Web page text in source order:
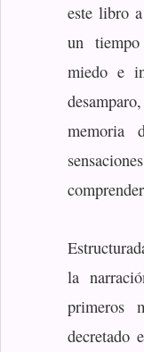
este libro
un
miedo e
memoria
la
primeros
decretado